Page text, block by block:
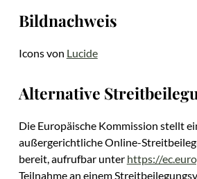
Bildnachweis
Icons von Lucide
Alternative
Die Europäische Kommission stellt
außergerichtliche Online-
bereit, aufrufbar unter https://
Teilnahme an einem